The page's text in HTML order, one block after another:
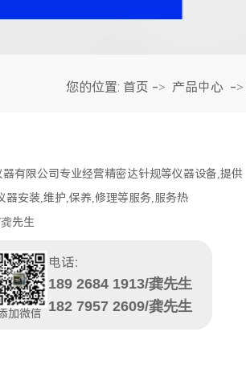
您的位置: 首页 -> 产品中心 ->
有限公司专业经营精密达针规等仪器设备,提供
器安装,维护,保养,修理等服务,服务热
先生
加微信
电话：
189 2684 1913/龚先生
182 7957 2609/龚先生